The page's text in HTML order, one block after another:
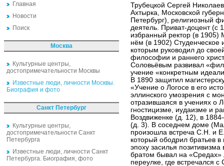
Главная
Новости
Поиск
Москва
Культурные центры,
достопримечательности Москвы
Известные люди, личности Москвы.
Биография и фото
Санкт Петербург
Культурные центры,
достопримечательности Санкт
Петербурга
Известные люди, личности Санкт
Петербурга. Биография, фото
Трубецкой Сергей
Ахтырка, Московской
Петербург), религиозный
деятель. Приват-доцент (с
избранный ректор (в 1905)
нём (в 1902) Студенческое
которым руководил до
философии и раннего
Соловьёвым развивал
учение «конкретным
В 1890 защитил
«Учение о Логосе в его
эллинского умозрения с
отразившаяся в учениях о
гностицизме, иудаизме и
Воздвиженке (д. 12), в
(д. 3). В соседнем доме
произошла встреча С.Н. и
который ободрил братьев
эпоху засилья
братом бывал на «Средах»
переулке, где встречался